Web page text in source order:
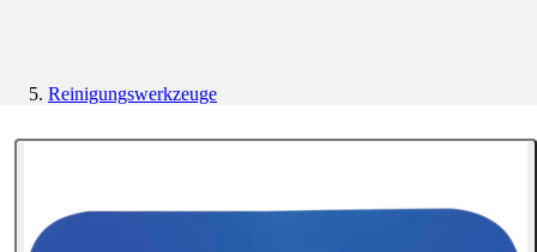
Reinigungswerkzeuge